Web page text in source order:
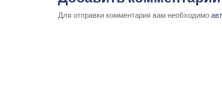
Для отправки комментария вам необходимо